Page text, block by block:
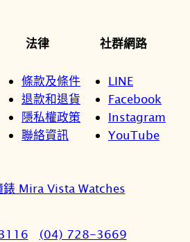
法律
條款及條件
退款和退貨
隱私權政策
聯絡資訊
社群網路
LINE
Facebook
Instagram
YouTube
錶 Mira Vista Watches
(04) 728-3669